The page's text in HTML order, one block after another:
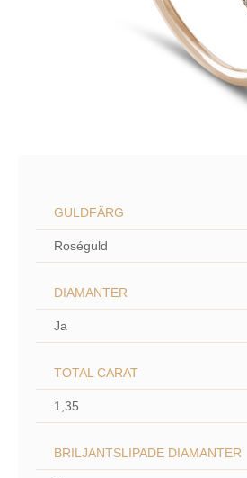
GULDFÄRG
Roséguld
DIAMANTER
Ja
TOTAL CARAT
1,35
BRILJANTSLIPADE DIAMANTER